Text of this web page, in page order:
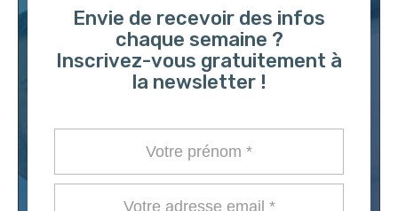
Envie de recevoir des infos
chaque semaine ?
Inscrivez-vous gratuitement à
la newsletter !